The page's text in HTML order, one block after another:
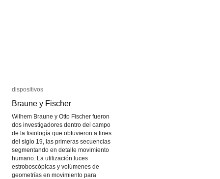
dispositivos
Braune y Fischer
Wilhem Braune y Otto Fischer fueron
dos investigadores dentro del campo
de la fisiología que obtuvieron a fines
del siglo 19, las primeras secuencias
segmentando en detalle movimiento
humano. La utilización luces
estroboscópicas y volúmenes de
geometrías en movimiento para
dispositivos
Braune y Fischer